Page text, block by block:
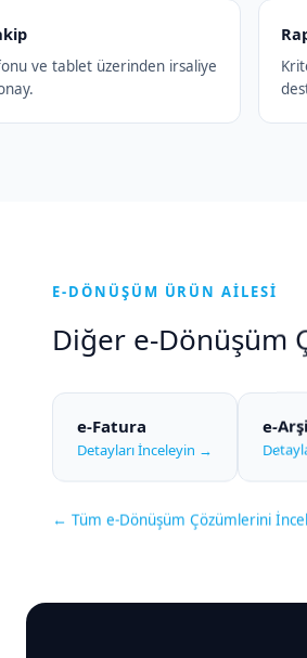
ve tablet üzerinden irsaliye
E-DÖNÜŞÜM ÜRÜN AİLESİ
Diğer e-Dönüşüm
e-Fatura
Detayları İnceleyin →
e-
← Tüm e-Dönüşüm Çözümlerini